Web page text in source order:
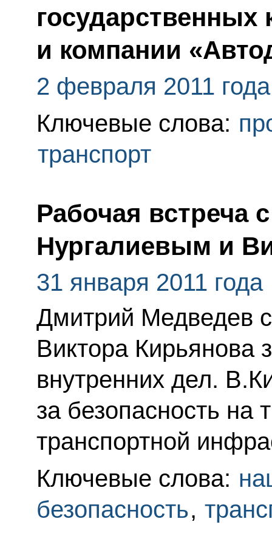
государственных
и компании
2 февраля 2011 года
Ключевые слова:
транспорт
Рабочая встреча
Нургалиевым и
31 января 2011 года
Дмитрий Медведев
Виктора Кирьянова
внутренних дел.
за безопасность на
транспортной
Ключевые слова:
безопасность,